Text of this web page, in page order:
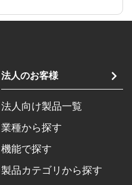
法人のお客様
法人向け製品一覧
業種から探す
機能で探す
製品カテゴリから探す